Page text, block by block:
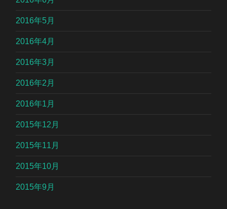
2016年5月
2016年4月
2016年3月
2016年2月
2016年1月
2015年12月
2015年11月
2015年10月
2015年9月